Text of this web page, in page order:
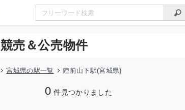
売＆公売物件
宮城県の駅一覧 陸前山下駅(宮城県)
0 件見つかりました